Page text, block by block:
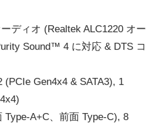
ディオ (Realtek ALC1220 オー
Sound™ 4 に対応 & DTS コ
(PCIe Gen4x4 & SATA3), 1
Type-A+C、前面 Type-C), 8